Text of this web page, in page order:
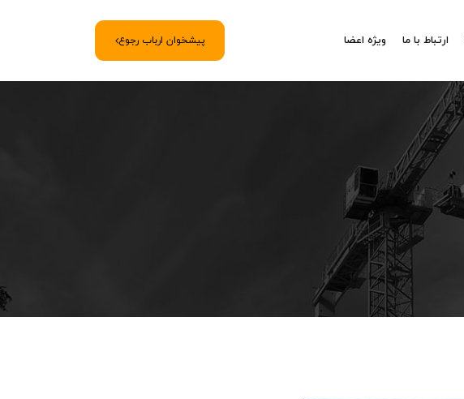
ارتباط با ما ویژه اعضا پیشخوان ارباب رجوع